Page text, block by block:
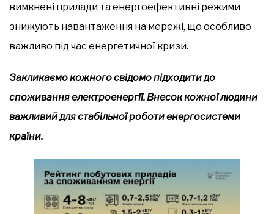
вимкнені прилади та енергоефективні режими
знижують навантаження на мережі, що особливо
важливо під час енергетичної кризи.
Закликаємо кожного свідомо підходити до
споживання електроенергії. Внесок кожної людини
важливий для стабільної роботи енергосистеми
країни.